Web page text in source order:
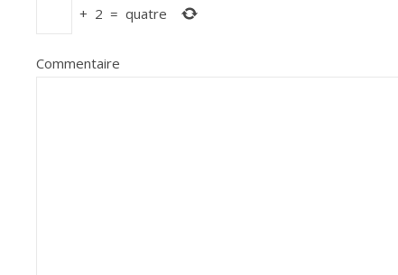
+ 2 = quatre
Commentaire